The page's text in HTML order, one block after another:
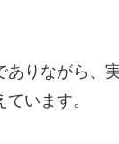
ありながら、
います。